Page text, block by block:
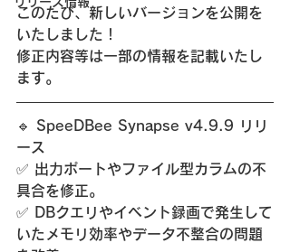
このたび、新しいバージョンを公開を
いたしました！
修正内容等は一部の情報を記載いたし
ます。
🔹 SpeeDBee Synapse v4.9.9 リリ
ース
✅ 出力ポートやファイル型カラムの不
具合を修正。
✅ DBクエリやイベント録画で発生して
いたメモリ効率やデータ不整合の問題